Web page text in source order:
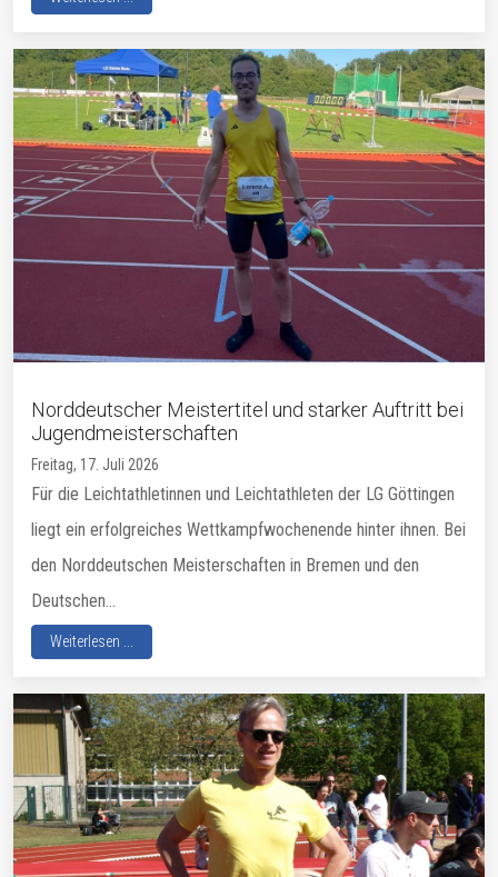
Norddeutscher Meistertitel und starker Auftritt bei
Jugendmeisterschaften
Freitag, 17. Juli 2026
Für die Leichtathletinnen und Leichtathleten der LG Göttingen
liegt ein erfolgreiches Wettkampfwochenende hinter ihnen. Bei
den Norddeutschen Meisterschaften in Bremen und den
Deutschen...
Weiterlesen ...